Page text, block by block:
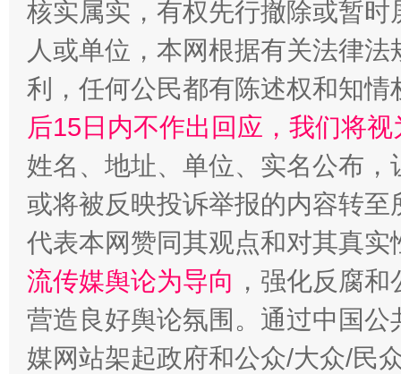
网上购药对药下症？
这是一记警钟！ 谢
核实属实，有权先行撤除或暂
人或单位，本网根据有关法律
利，任何公民都有陈述权和知情
后15日内不作出回应，我们将
姓名、地址、单位、实名公布
或将被反映投诉举报的内容转
代表本网赞同其观点和对其真实
流传媒舆论为导向 ，强化反腐
营造良好舆论氛围。通过中国
媒网站架起政府和公众/大众/民